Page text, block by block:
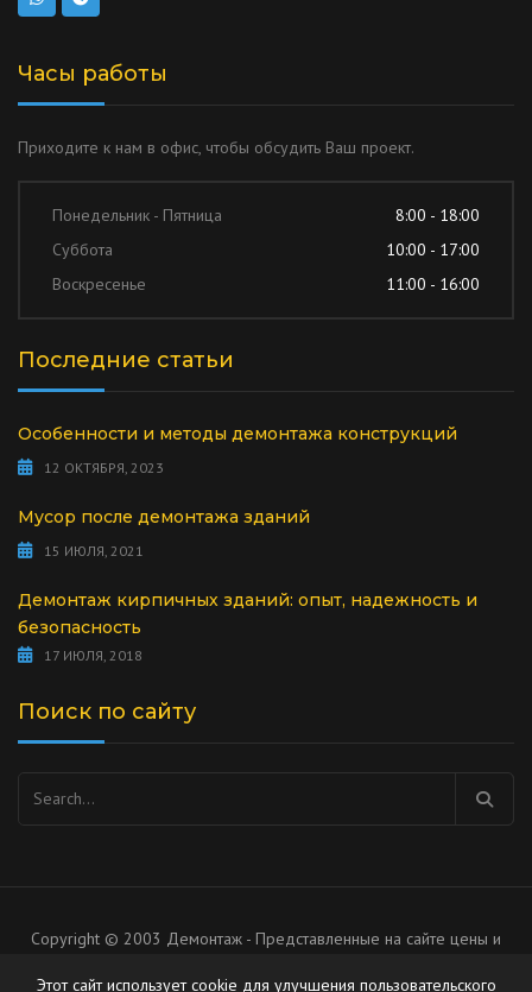
Часы работы
Приходите к нам в офис, чтобы обсудить Ваш проект.
Понедельник - Пятница
8:00 - 18:00
Суббота
10:00 - 17:00
Воскресенье
11:00 - 16:00
Последние статьи
Особенности и методы демонтажа конструкций
12 ОКТЯБРЯ, 2023
Мусор после демонтажа зданий
15 ИЮЛЯ, 2021
Демонтаж кирпичных зданий: опыт, надежность и
безопасность
17 ИЮЛЯ, 2018
Поиск по сайту
Copyright © 2003 Демонтаж - Представленные на сайте цены и
Этот сайт использует cookie для улучшения пользовательского